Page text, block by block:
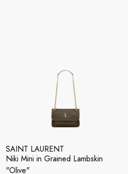
SAINT LAURENT
Niki Mini in Grained Lambskin
"Olive"